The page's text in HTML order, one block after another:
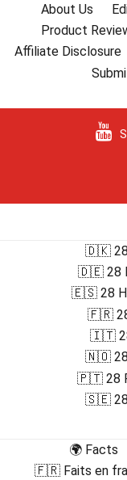
About Us
Product
Affiliate Disclosure
🇩🇰 28
🇩🇪 28
🇪🇸 28
🇫🇷 28
🇮🇹
🇳🇴 28
🇵🇹 28
🇸🇪 28
🌍 Facts
🇫🇷 Faits en